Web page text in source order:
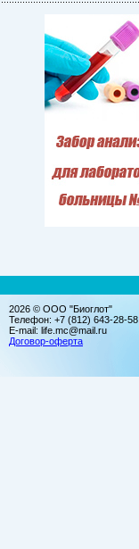
2026 © ООО "Биоглот"
Телефон: +7 (812) 643-28-58
E-mail: life.mc@mail.ru
Договор-оферта